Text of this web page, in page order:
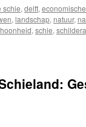
schie, delft,
, landschap, natuur,
, schie,